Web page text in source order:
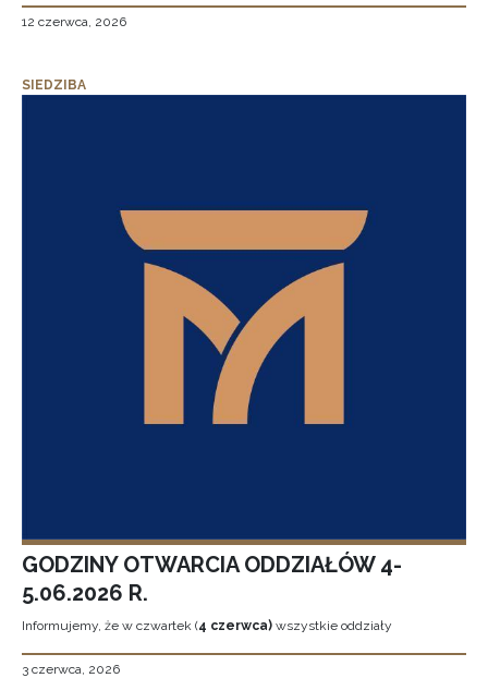
12 czerwca, 2026
SIEDZIBA
GODZINY OTWARCIA ODDZIAŁÓW 4-
5.06.2026 R.
Informujemy, że w czwartek (4 czerwca) wszystkie oddziały
3 czerwca, 2026